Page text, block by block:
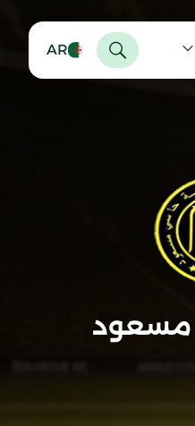
AR
مسعود